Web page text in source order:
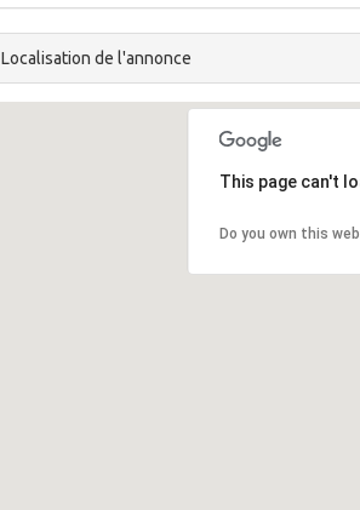
Localisation de l'annonce
This page can't
Do you own this